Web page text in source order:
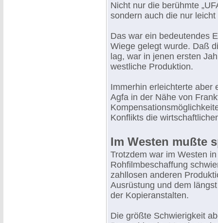
Nicht nur die berühmte
sondern auch die nur
Das war ein bedeutendes
Wiege gelegt wurde. Daß
lag, war in jenen ersten
westliche Produktion.
Immerhin erleichterte aber
Agfa in der Nähe von
Konflikts die
Im Westen mußte
Trotzdem war im Westen
Rohfilmbeschaffung
zahllosen anderen
Ausrüstung und dem
der Kopieranstalten.
Die größte Schwierigkeit